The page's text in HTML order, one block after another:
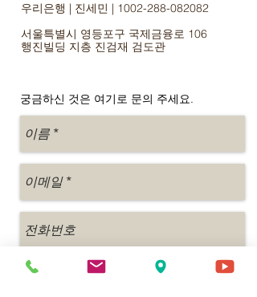
궁금하신 것은 여기로 문의 주세요.
우리은행 | 진세민 | 1002-288-082082
서울특별시 영등포구 국제금융로 106
행진빌딩 지층 진검재 검도관